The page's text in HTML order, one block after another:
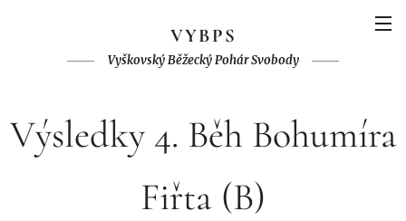
VYBPS
Vyškovský Běžecký Pohár Svobody
Výsledky 4. Běh Bohumíra
Fiřta (B)